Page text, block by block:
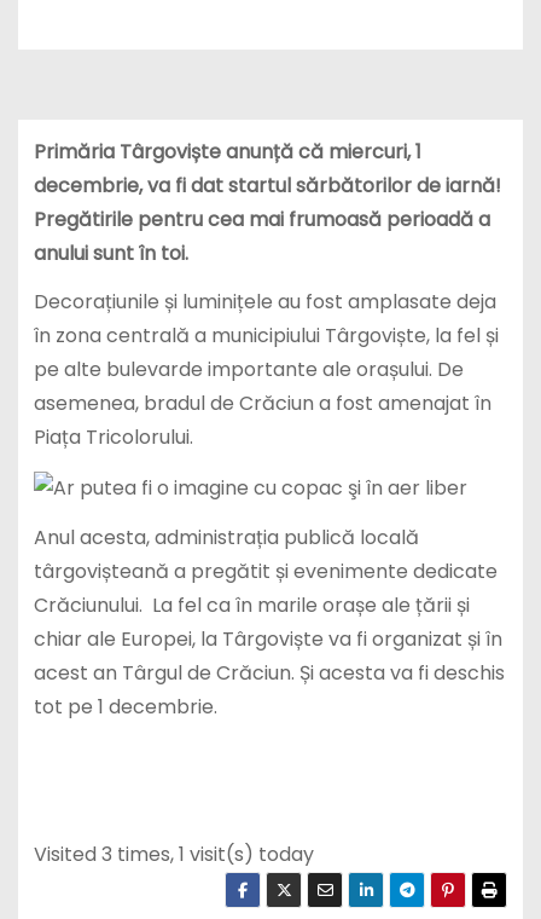
Primăria Târgoviște anunță că miercuri, 1
decembrie, va fi dat startul sărbătorilor de iarnă!
Pregătirile pentru cea mai frumoasă perioadă a
anului sunt în toi.
Decorațiunile și luminițele au fost amplasate deja
în zona centrală a municipiului Târgoviște, la fel și
pe alte bulevarde importante ale orașului. De
asemenea, bradul de Crăciun a fost amenajat în
Piața Tricolorului.
Anul acesta, administrația publică locală
târgovișteană a pregătit și evenimente dedicate
Crăciunului. La fel ca în marile orașe ale țării și
chiar ale Europei, la Târgoviște va fi organizat și în
acest an Târgul de Crăciun. Și acesta va fi deschis
tot pe 1 decembrie.
Visited 3 times, 1 visit(s) today